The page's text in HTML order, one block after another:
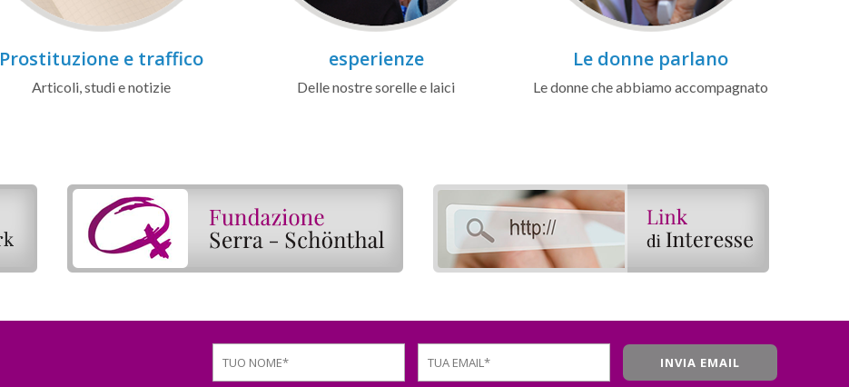
Prostituzione e traffico
Articoli, studi e notizie
esperienze
Delle nostre sorelle e laici
Le donne parlano
Le donne che abbiamo accompagnato